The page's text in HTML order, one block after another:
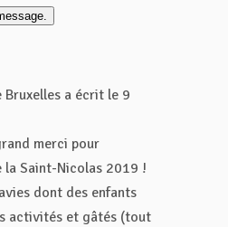
Bruxelles a écrit le 9
merci pour
Saint-Nicolas 2019 !
dont des enfants
activités et gâtés (tout